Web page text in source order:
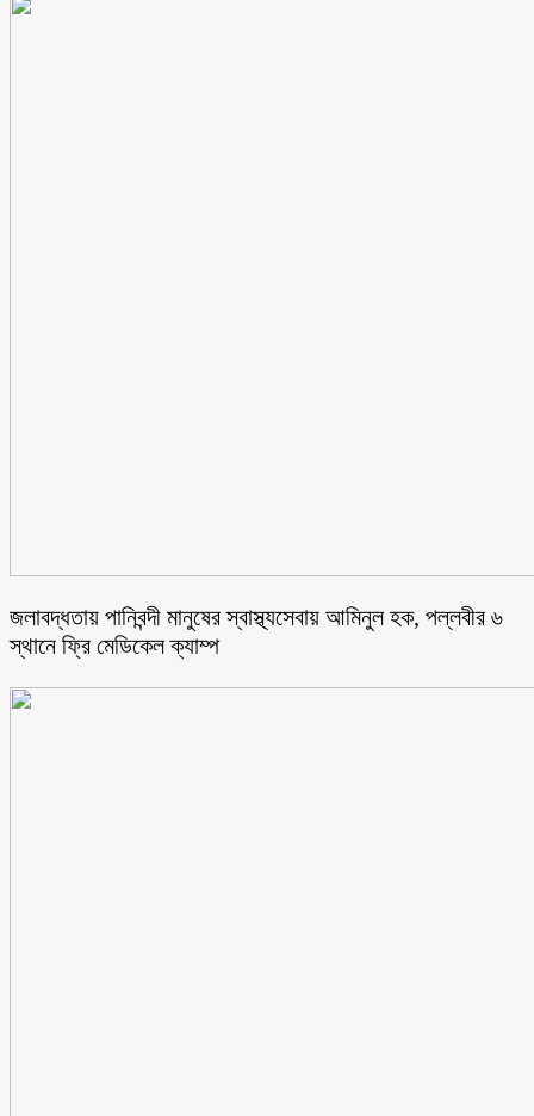
জলাবদ্ধতায় পানিবন্দী মানুষের স্বাস্থ্যসেবায় আমিনুল হক, পল্লবীর ৬
স্থানে ফ্রি মেডিকেল ক্যাম্প